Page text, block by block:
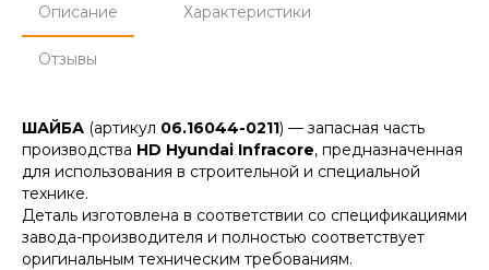
Описание Характеристики
Отзывы
ШАЙБА (артикул 06.16044-0211) — запасная часть
производства HD Hyundai Infracore, предназначенная
для использования в строительной и специальной
технике.
Деталь изготовлена в соответствии со спецификациями
завода-производителя и полностью соответствует
оригинальным техническим требованиям.